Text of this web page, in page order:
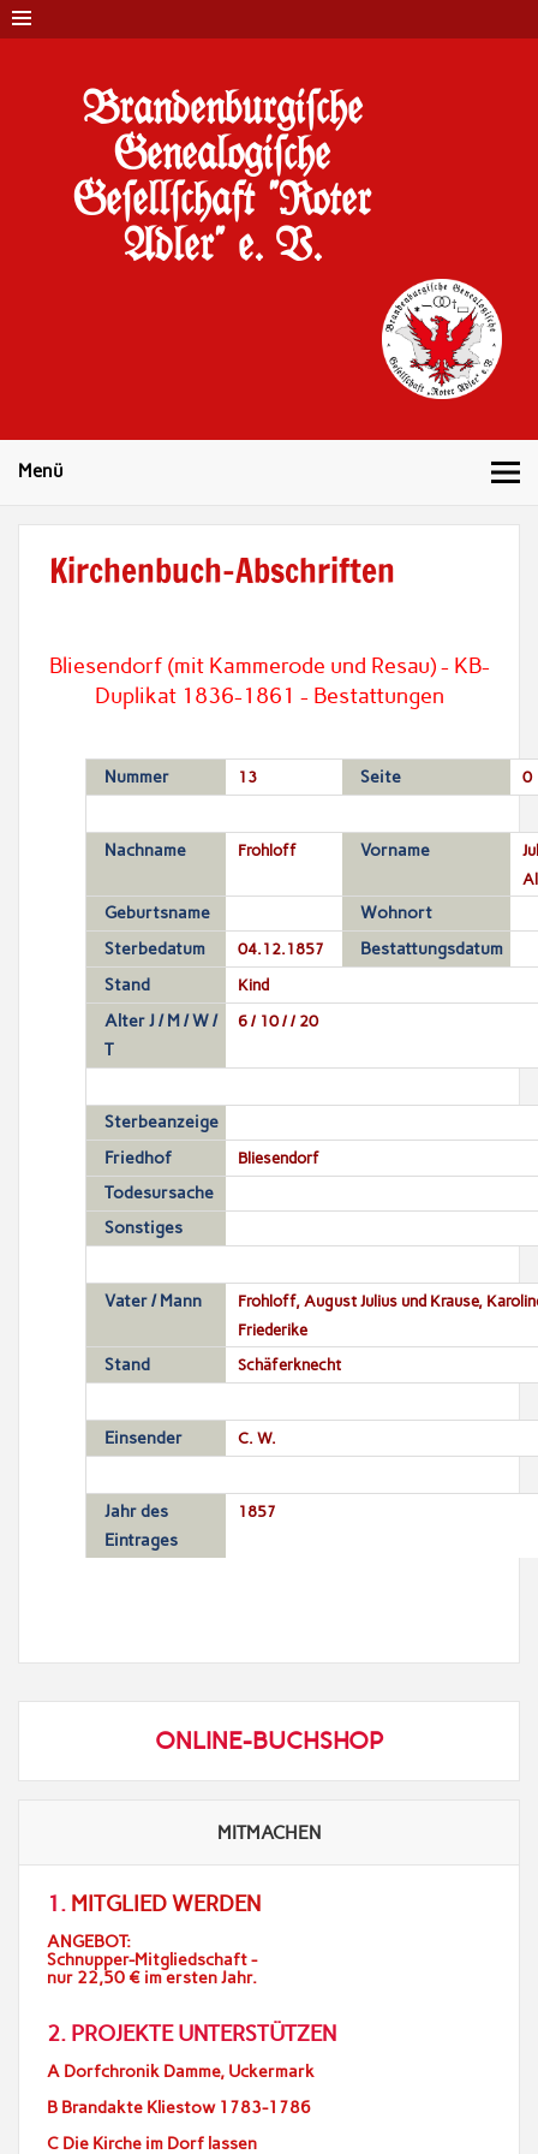
Brandenburgi#che
Genealogi#che
Ge#ell#chaft "Roter
Adler" e. V.
Menü
Kirchenbuch-Abschriften
Bliesendorf (mit Kammerode und Resau) - KB-
Duplikat 1836-1861 - Bestattungen
Nummer 13 Seite 0
Nachname Frohloff Vorname
Geburtsname
Wohnort
Sterbedatum
04.12.1857
Bestattungsdatum
Stand
Kind
Alter J / M / W /
T
6 / 10 / / 20
Sterbeanzeige
Friedhof
Bliesendorf
Todesursache
Sonstiges
Vater / Mann
Frohloff, August Julius und Krause,
Friederike
Stand Schäferknecht
Einsender C. W.
Jahr des
Eintrages
1857
ONLINE-BUCHSHOP
MITMACHEN
1. MITGLIED WERDEN
ANGEBOT:
Schnupper-Mitgliedschaft -
nur 22,50 € im ersten Jahr.
2. PROJEKTE UNTERSTÜTZEN
A Dorfchronik Damme, Uckermark
B Brandakte Kliestow 1783-1786
C Die Kirche im Dorf lassen